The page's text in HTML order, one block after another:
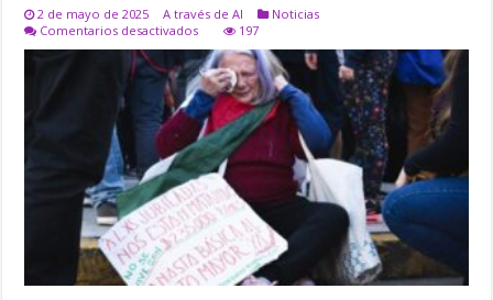
2 de mayo de 2025 A través de AI
Noticias
Comentarios desactivadosen
AMNISTÍA
INTERNACIONAL
PIDE
MEDIDAS
URGENTES
EN
FAVOR
DE
LXS
JUBILADXS
Y
CONTRA
LA
REPRESIÓN
ESTATAL
197